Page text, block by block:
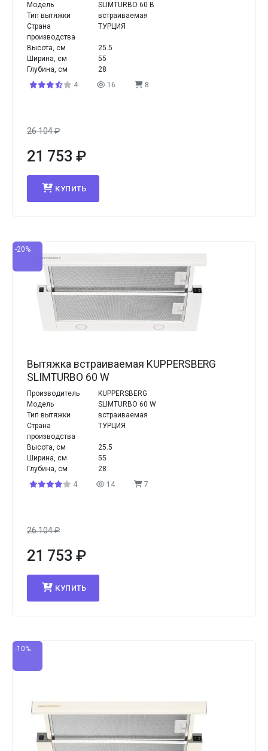
Модель
SLIMTURBO 60 B
Тип вытяжки
встраиваемая
Страна
производства
ТУРЦИЯ
Высота, см
25.5
Ширина, см
55
Глубина, см
28
4
16 8
26 104₽
21 753 ₽
КУПИТЬ
-20%
Вытяжка встраиваемая KUPPERSBERG
SLIMTURBO 60 W
Производитель
KUPPERSBERG
Модель
SLIMTURBO 60 W
Тип вытяжки
встраиваемая
Страна
производства
ТУРЦИЯ
Высота, см
25.5
Ширина, см
55
Глубина, см
28
4
14 7
26 104₽
21 753 ₽
КУПИТЬ
-10%